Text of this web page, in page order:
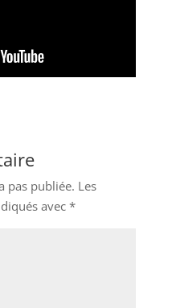
pas publiée. Les
avec*